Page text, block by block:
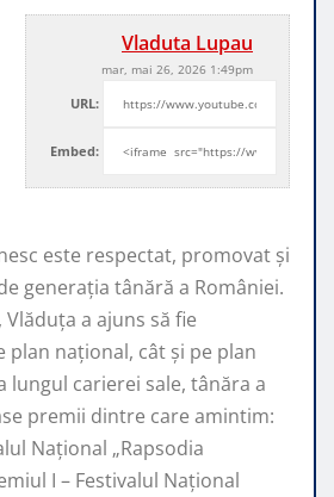
Vladuta Lupau
mar, mai 26, 2026 1:49pm
URL:
Embed:
este respectat, promovat şi
generaţia tânără a României.
Vlăduța a ajuns să fie
plan naţional, cât şi pe plan
lungul carierei sale, tânăra a
premii dintre care amintim:
Național „Rapsodia
I – Festivalul Național